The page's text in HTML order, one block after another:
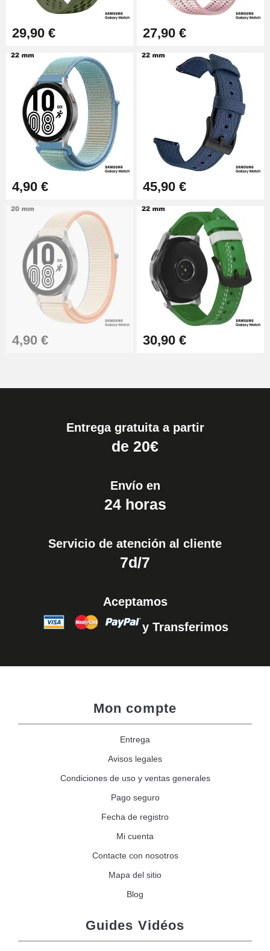
29,90 € 27,90 €
4,90 € 45,90 €
4,90 € 30,90 €
Entrega gratuita a partir
de 20€
Envío en
24 horas
Servicio de atención al cliente
7d/7
Aceptamos
y Transferimos
Mon compte
Entrega
Avisos legales
Condiciones de uso y ventas generales
Pago seguro
Fecha de registro
Mi cuenta
Contacte con nosotros
Mapa del sitio
Blog
Guides Vidéos